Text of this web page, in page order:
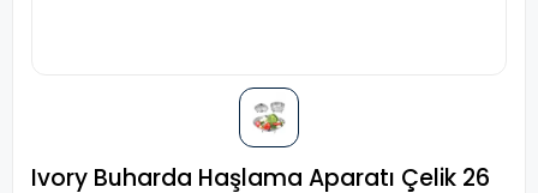
Ivory Buharda Haşlama Aparatı Çelik 26